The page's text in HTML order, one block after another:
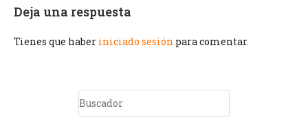
Deja una respuesta
Tienes que haber iniciado sesión para comentar.